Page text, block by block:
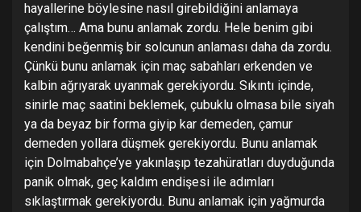
hayallerine böylesine nasıl girebildiğini anlamaya
çalıştım… Ama bunu anlamak zordu. Hele benim gibi
kendini beğenmiş bir solcunun anlaması daha da zordu.
Çünkü bunu anlamak için maç sabahları erkenden ve
kalbin ağrıyarak uyanmak gerekiyordu. Sıkıntı içinde,
sinirle maç saatini beklemek, çubuklu olmasa bile siyah
ya da beyaz bir forma giyip kar demeden, çamur
demeden yollara düşmek gerekiyordu. Bunu anlamak
için Dolmabahçe’ye yakınlaşıp tezahüratları duyduğunda
panik olmak, geç kaldım endişesi ile adımları
sıklaştırmak gerekiyordu. Bunu anlamak için yağmurda